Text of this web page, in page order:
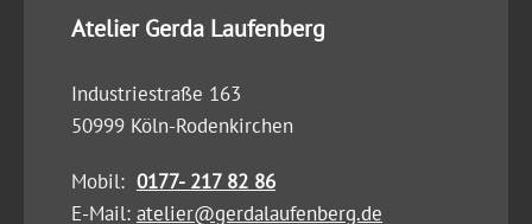
Atelier Gerda Laufenberg
Industriestraße 163
50999 Köln-Rodenkirchen
Mobil: 0177- 217 82 86
E-Mail: atelier@gerdalaufenberg.de